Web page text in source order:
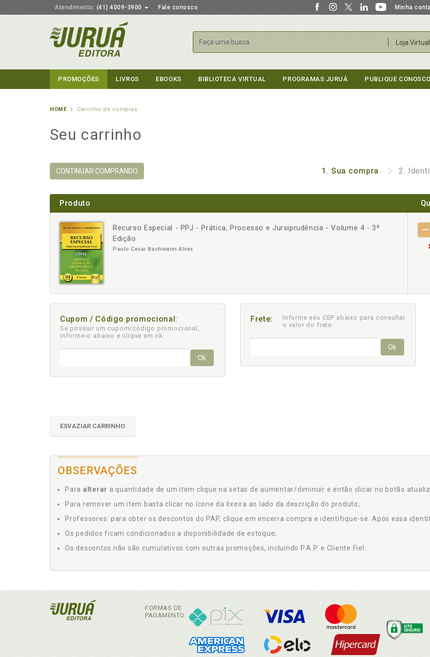
Atendimento: (41) 4009-3900 Fale conosco Minha
Loja Virtual
Buscar
PROMOÇÕES LIVROS EBOOKS BIBLIOTECA VIRTUAL PROGRAMAS JURUÁ PUBLIQUE CONOSCO
HOME Carrinho de compras
Seu carrinho
CONTINUAR COMPRANDO 1. Sua compra 2.
Produto
Recurso Especial - PPJ - Prática, Processo e Jursiprudência - Volume 4 - 3ª
Edição
Paulo Cesar Bachmann Alves
- +
Cupom / Código promocional:
Se possuir um cupom/código promocional,
informe-o abaixo e clique em ok
Ok
Frete:
Informe seu CEP abaixo para consultar
o valor do frete.
Ok
ESVAZIAR CARRINHO
OBSERVAÇÕES
Para alterar a quantidade de um item clique na setas de aumentar/diminuir e então clicar no botão
Para remover um item basta clicar no ícone da lixeira ao lado da descrição do produto;
Professores: para obter os descontos do PAP, clique em encerra compra e identifique-se. Após essa
Os pedidos ficam condicionados a disponibilidade de estoque;
Os descontos não são cumulativos com outras promoções, incluindo P.A.P. e Cliente Fiel.
FORMAS DE
PAGAMENTO